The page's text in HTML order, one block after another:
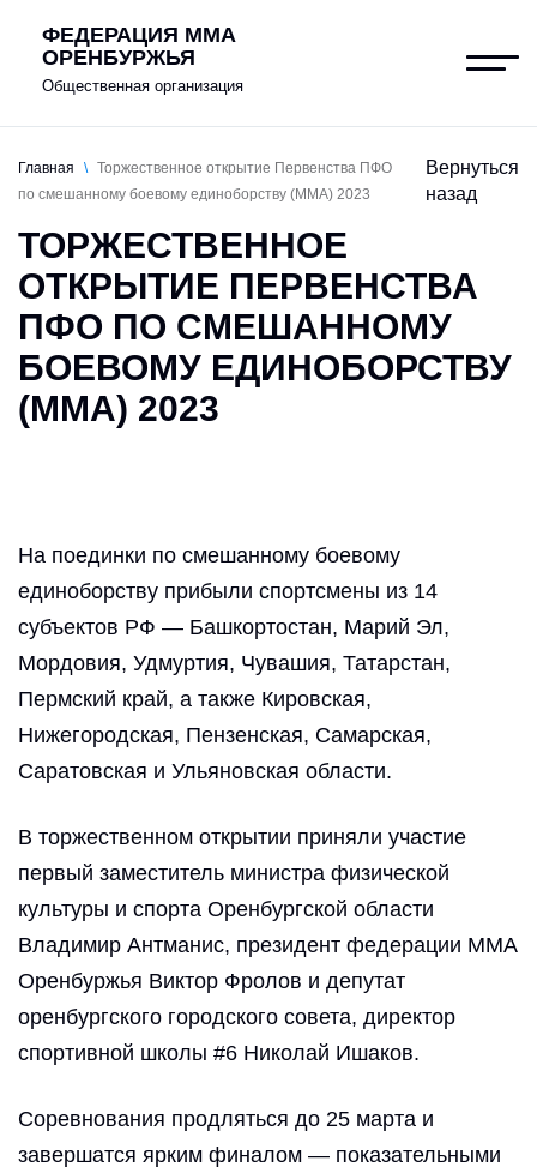
ФЕДЕРАЦИЯ ММА
ОРЕНБУРЖЬЯ
Общественная организация
О федерации
Клубы
Новости
Документы
Антидопинг
Оренбургский район, посёлок Пригородный, ул. Полевая,
дом № 2А.
8 (3532) 37-80-68
Главная \ Торжественное открытие Первенства ПФО
по смешанному боевому единоборству (ММА) 2023
Вернуться
назад
ТОРЖЕСТВЕННОЕ
ОТКРЫТИЕ ПЕРВЕНСТВА
ПФО ПО СМЕШАННОМУ
БОЕВОМУ ЕДИНОБОРСТВУ
(ММА) 2023
На поединки по смешанному боевому
единоборству прибыли спортсмены из 14
субъектов РФ — Башкортостан, Марий Эл,
Мордовия, Удмуртия, Чувашия, Татарстан,
Пермский край, а также Кировская,
Нижегородская, Пензенская, Самарская,
Саратовская и Ульяновская области.
В торжественном открытии приняли участие
первый заместитель министра физической
культуры и спорта Оренбургской области
Владимир Антманис, президент федерации ММА
Оренбуржья Виктор Фролов и депутат
оренбургского городского совета, директор
спортивной школы #6 Николай Ишаков.
Соревнования продляться до 25 марта и
завершатся ярким финалом — показательными